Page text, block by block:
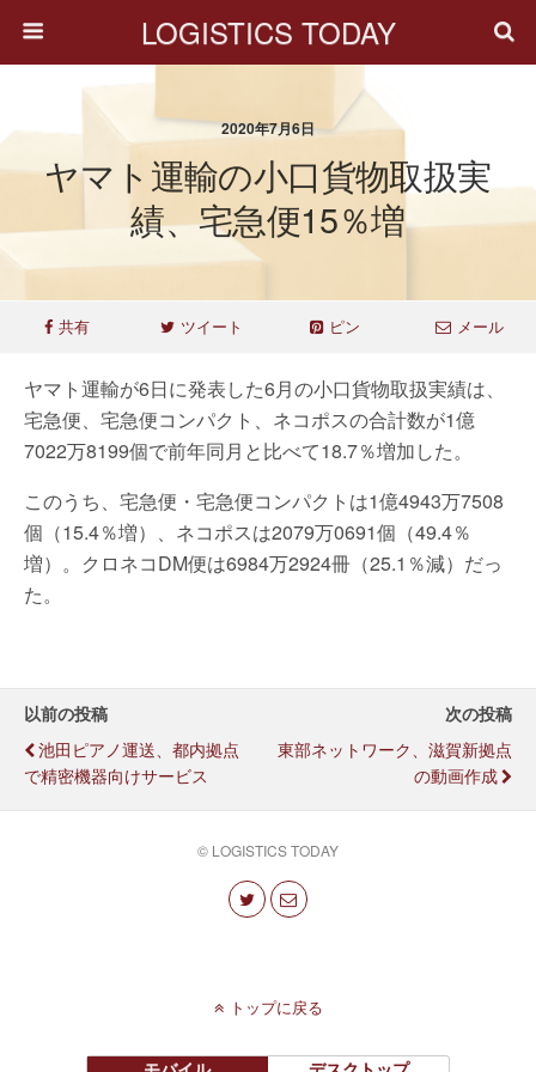
LOGISTICS TODAY
2020年7月6日
ヤマト運輸の小口貨物取扱実
績、宅急便15％増
共有 ツイート ピン メール
ヤマト運輸が6日に発表した6月の小口貨物取扱実績は、
宅急便、宅急便コンパクト、ネコポスの合計数が1億
7022万8199個で前年同月と比べて18.7％増加した。
このうち、宅急便・宅急便コンパクトは1億4943万7508
個（15.4％増）、ネコポスは2079万0691個（49.4％
増）。クロネコDM便は6984万2924冊（25.1％減）だっ
た。
以前の投稿
池田ピアノ運送、都内拠点
で精密機器向けサービス
次の投稿
東部ネットワーク、滋賀新拠点
の動画作成
© LOGISTICS TODAY
トップに戻る